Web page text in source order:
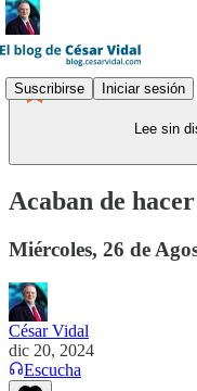
Suscribirse Iniciar sesión
Lee sin
Acaban de
Miércoles, 26 de
César Vidal
dic 20, 2024
Escucha